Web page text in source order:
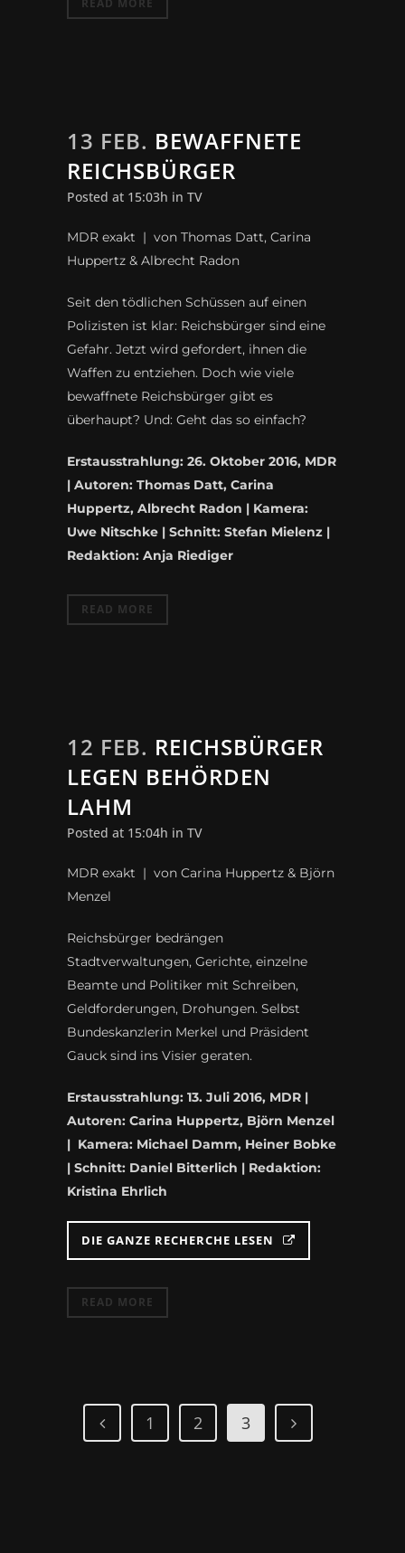
13 FEB. BEWAFFNETE
REICHSBÜRGER
Posted at 15:03h in TV
MDR exakt | von Thomas Datt, Carina
Huppertz & Albrecht Radon
Seit den tödlichen Schüssen auf einen
Polizisten ist klar: Reichsbürger sind eine
Gefahr. Jetzt wird gefordert, ihnen die
Waffen zu entziehen. Doch wie viele
bewaffnete Reichsbürger gibt es
überhaupt? Und: Geht das so einfach?
Erstausstrahlung: 26. Oktober 2016, MDR
| Autoren: Thomas Datt, Carina
Huppertz, Albrecht Radon | Kamera:
Uwe Nitschke | Schnitt: Stefan Mielenz |
Redaktion: Anja Riediger
READ MORE
12 FEB. REICHSBÜRGER
LEGEN BEHÖRDEN
LAHM
Posted at 15:04h in TV
MDR exakt | von Carina Huppertz & Björn
Menzel
Reichsbürger bedrängen
Stadtverwaltungen, Gerichte, einzelne
Beamte und Politiker mit Schreiben,
Geldforderungen, Drohungen. Selbst
Bundeskanzlerin Merkel und Präsident
Gauck sind ins Visier geraten.
Erstausstrahlung: 13. Juli 2016, MDR |
Autoren: Carina Huppertz, Björn Menzel
| Kamera: Michael Damm, Heiner Bobke
| Schnitt: Daniel Bitterlich | Redaktion:
Kristina Ehrlich
DIE GANZE RECHERCHE LESEN
READ MORE
1 2 3